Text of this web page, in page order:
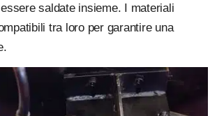
saldate insieme. I materiali
tra loro per garantire una